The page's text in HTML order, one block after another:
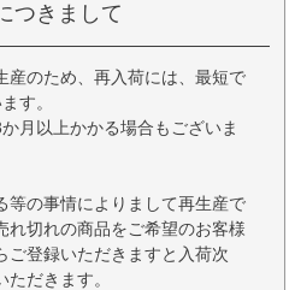
つきまして
産のため、再入荷には、最短で
す。
月以上かかる場合もございま
等の事情によりまして再生産で
れ切れの商品をご希望のお客様
ご登録いただきますと入荷次
だきます。